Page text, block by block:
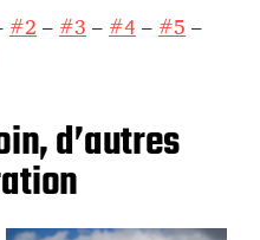
#2 – #3 – #4 – #5 –
d’autres